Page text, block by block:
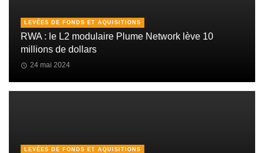
LEVÉES DE FONDS ET AQUISITIONS
RWA : le L2 modulaire Plume Network lève 10
millions de dollars
24 mai 2024
LEVÉES DE FONDS ET AQUISITIONS